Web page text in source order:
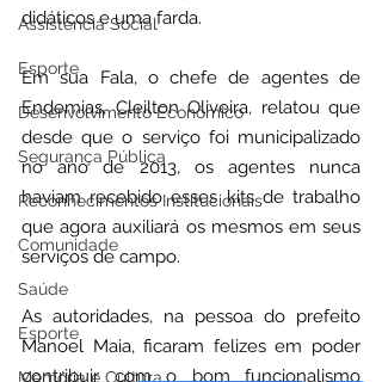
Assistência Social
Esporte
Desenvolvimento Econômico
Segurança Pública
Reconhecimentos Institucionais
Comunidade
Saúde
Esporte
Memória e Cultura
didáticos e uma farda.
Em sua Fala, o chefe de agentes de
Endemias, Cleilton Oliveira, relatou que
desde que o serviço foi municipalizado
no ano de 2013, os agentes nunca
haviam recebido esses kits de trabalho
que agora auxiliará os mesmos em seus
serviços de campo.
As autoridades, na pessoa do prefeito
Manoel Maia, ficaram felizes em poder
contribuir com o bom funcionalismo